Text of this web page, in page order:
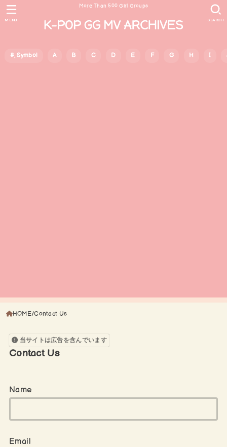
More Than 500 Girl Groups
#, Symbol A B C D E F G H I
SEARCH
MENU
HOME Contact Us
当サイトは広告を含んでいます
Contact Us
Name
Email